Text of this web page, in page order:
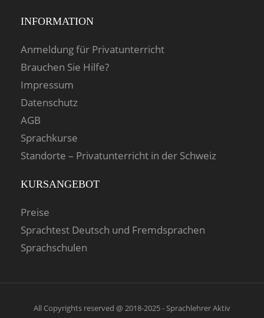
INFORMATION
Anmeldung für Privatunterricht
Brauchen Sie Hilfe?
Impressum
Datenschutz
AGB
Sprachkurse
Standorte – Privatunterricht in der Schweiz
KURSANGEBOT
Preise
Sprachtest Deutsch und Fremdsprachen
Sprachschulen
All Copyrights reserved @ 2018-2025 - Sprachlehrer Aktiv